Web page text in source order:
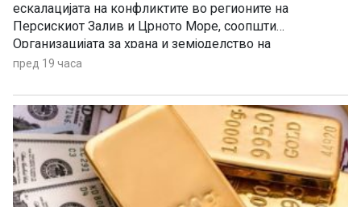
ескалацијата на конфликтите во регионите на
Персискиот Залив и Црното Море, соопшти
Организацијата за храна и земјоделство на
Обединетите нации (ФАО).
пред 19 часа